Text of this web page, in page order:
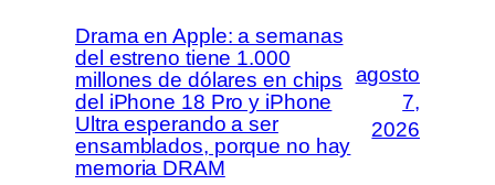
Drama en Apple: a semanas
del estreno tiene 1.000
millones de dólares en chips
del iPhone 18 Pro y iPhone
Ultra esperando a ser
ensamblados, porque no hay
memoria DRAM
agosto
7,
2026